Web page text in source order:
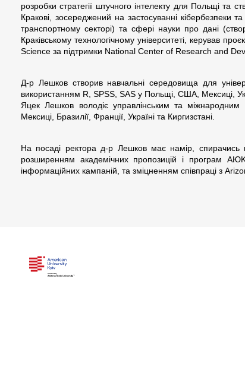
розробки стратегії штучного інтелекту для Польщі та
Кракові, зосереджений на застосуванні кібербезпеки
транспортному секторі) та сфері науки про дані
Краківському технологічному університеті, керував
Science за підтримки National Center of Research and
Д-р Лешков створив навчальні середовища для
використанням R, SPSS, SAS у Польщі, США, Мексиці,
Яцек Лешков володіє управлінським та
Мексиці, Бразилії, Франції, Україні та Киргизстані.
На посаді ректора д-р Лешков має намір, спирачись
розширенням академічних пропозицій і програм
інформаційних кампаній, та зміцненням співпраці з